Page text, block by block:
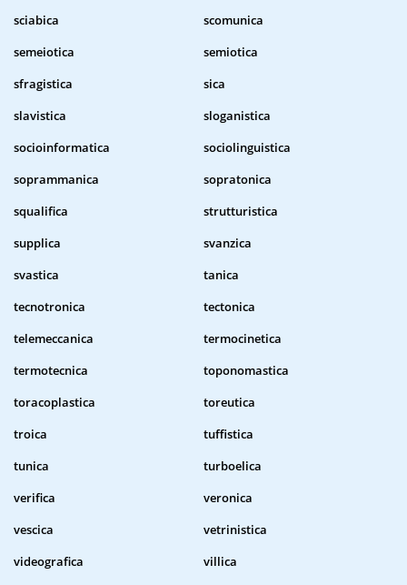
sciabica
scomunica
semeiotica
semiotica
sfragistica
sica
slavistica
sloganistica
socioinformatica
sociolinguistica
soprammanica
sopratonica
squalifica
strutturistica
supplica
svanzica
svastica
tanica
tecnotronica
tectonica
telemeccanica
termocinetica
termotecnica
toponomastica
toracoplastica
toreutica
troica
tuffistica
tunica
turboelica
verifica
veronica
vescica
vetrinistica
videografica
villica